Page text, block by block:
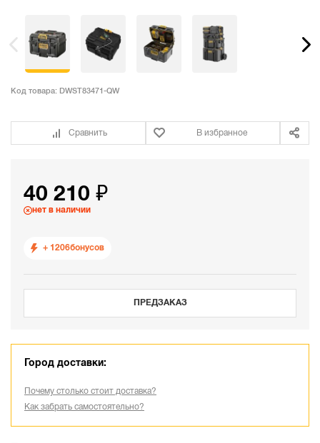
Код товара: DWST83471-QW
Сравнить В избранное
40 210 ₽
нет в наличии
+ 1206бонусов
ПРЕДЗАКАЗ
Город доставки:
Почему столько стоит доставка?
Как забрать самостоятельно?